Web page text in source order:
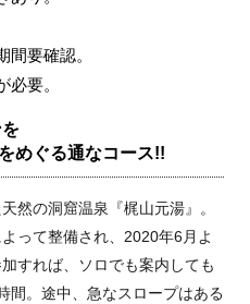
要確認。
要。
めぐる通なコース!!
然の洞窟温泉『梶山元湯』。
って整備され、2020年6月よ
すれば、ソロでも案内しても
間。途中、急なスロープはある